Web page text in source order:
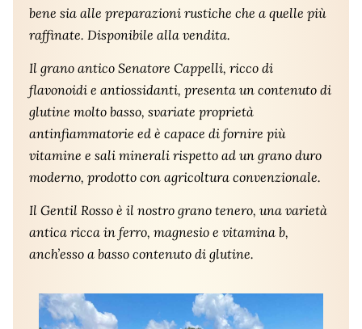
bene sia alle preparazioni rustiche che a quelle più
raffinate. Disponibile alla vendita.
Il grano antico Senatore Cappelli, ricco di
flavonoidi e antiossidanti, presenta un contenuto di
glutine molto basso, svariate proprietà
antinfiammatorie ed è capace di fornire più
vitamine e sali minerali rispetto ad un grano duro
moderno, prodotto con agricoltura convenzionale.
Il Gentil Rosso è il nostro grano tenero, una varietà
antica ricca in ferro, magnesio e vitamina b,
anch’esso a basso contenuto di glutine.